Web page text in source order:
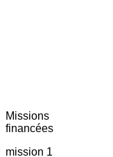
Missions
financées
mission 1